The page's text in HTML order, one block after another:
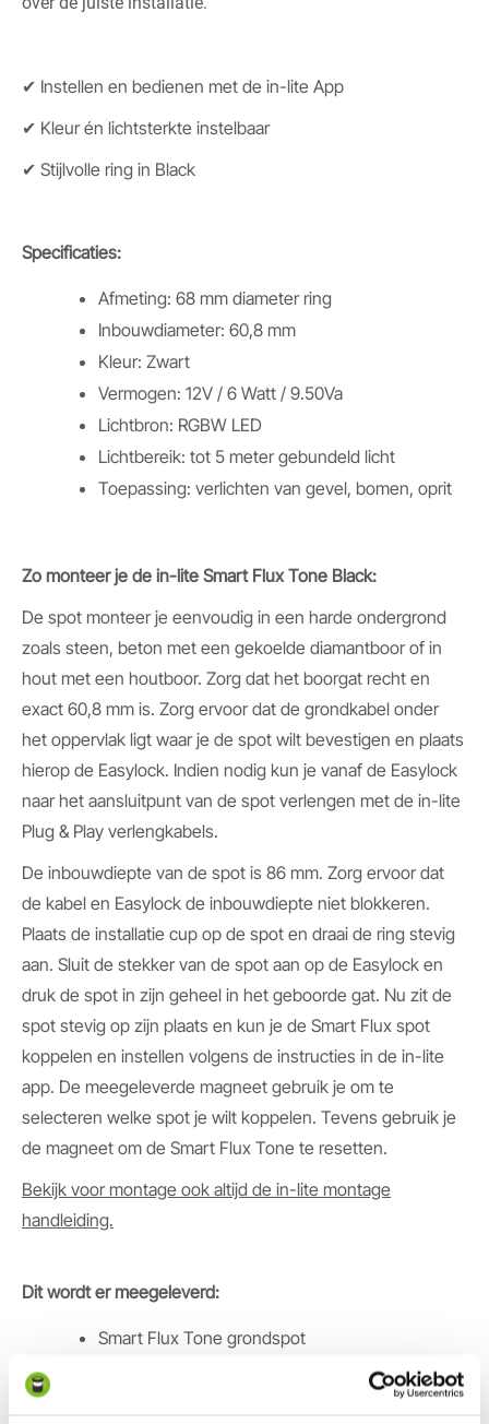
✔ Instellen en bedienen met de in-lite App
✔ Kleur én lichtsterkte instelbaar
✔ Stijlvolle ring in Black
Specificaties:
Afmeting: 68 mm diameter ring
Inbouwdiameter: 60,8 mm
Kleur: Zwart
Vermogen: 12V / 6 Watt / 9.50Va
Lichtbron: RGBW LED
Lichtbereik: tot 5 meter gebundeld licht
Toepassing: verlichten van gevel, bomen, oprit
Zo monteer je de in-lite Smart Flux Tone Black:
De spot monteer je eenvoudig in een harde ondergrond
zoals steen, beton met een gekoelde diamantboor of in
hout met een houtboor. Zorg dat het boorgat recht en
exact 60,8 mm is. Zorg ervoor dat de grondkabel onder
het oppervlak ligt waar je de spot wilt bevestigen en plaats
hierop de Easylock. Indien nodig kun je vanaf de Easylock
naar het aansluitpunt van de spot verlengen met de in-lite
Plug & Play verlengkabels.
De inbouwdiepte van de spot is 86 mm. Zorg ervoor dat
de kabel en Easylock de inbouwdiepte niet blokkeren.
Plaats de installatie cup op de spot en draai de ring stevig
aan. Sluit de stekker van de spot aan op de Easylock en
druk de spot in zijn geheel in het geboorde gat. Nu zit de
spot stevig op zijn plaats en kun je de Smart Flux spot
koppelen en instellen volgens de instructies in de in-lite
app. De meegeleverde magneet gebruik je om te
selecteren welke spot je wilt koppelen. Tevens gebruik je
de magneet om de Smart Flux Tone te resetten.
Bekijk voor montage ook altijd de in-lite montage
handleiding.
Dit wordt er meegeleverd:
Smart Flux Tone grondspot